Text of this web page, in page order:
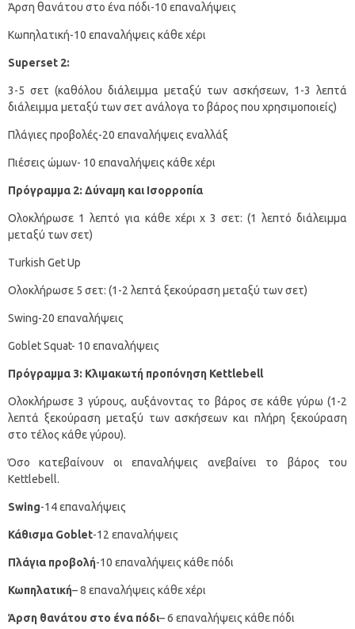
Άρση θανάτου στο ένα πόδι-10 επαναλήψεις
Κωπηλατική-10 επαναλήψεις κάθε χέρι
Superset 2:
3-5 σετ (καθόλου διάλειμμα μεταξύ των ασκήσεων, 1-3 λεπτά
διάλειμμα μεταξύ των σετ ανάλογα το βάρος που χρησιμοποιείς)
Πλάγιες προβολές-20 επαναλήψεις εναλλάξ
Πιέσεις ώμων- 10 επαναλήψεις κάθε χέρι
Πρόγραμμα 2: Δύναμη και Ισορροπία
Ολοκλήρωσε 1 λεπτό για κάθε χέρι x 3 σετ: (1 λεπτό διάλειμμα
μεταξύ των σετ)
Turkish Get Up
Ολοκλήρωσε 5 σετ: (1-2 λεπτά ξεκούραση μεταξύ των σετ)
Swing-20 επαναλήψεις
Goblet Squat- 10 επαναλήψεις
Πρόγραμμα 3: Κλιμακωτή προπόνηση Kettlebell
Ολοκλήρωσε 3 γύρους, αυξάνοντας το βάρος σε κάθε γύρω (1-2
λεπτά ξεκούραση μεταξύ των ασκήσεων και πλήρη ξεκούραση
στο τέλος κάθε γύρου).
Όσο κατεβαίνουν οι επαναλήψεις ανεβαίνει το βάρος του
Kettlebell.
Swing-14 επαναλήψεις
Κάθισμα Goblet-12 επαναλήψεις
Πλάγια προβολή-10 επαναλήψεις κάθε πόδι
Κωπηλατική– 8 επαναλήψεις κάθε χέρι
Άρση θανάτου στο ένα πόδι– 6 επαναλήψεις κάθε πόδι